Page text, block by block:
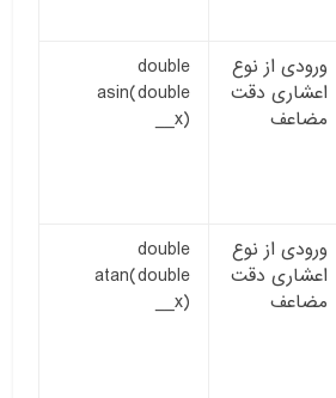
ورودی از نوع
اعشاری دقت
مضاعف
double
asin(double
__x)
ورودی از نوع
اعشاری دقت
مضاعف
double
atan(double
__x)